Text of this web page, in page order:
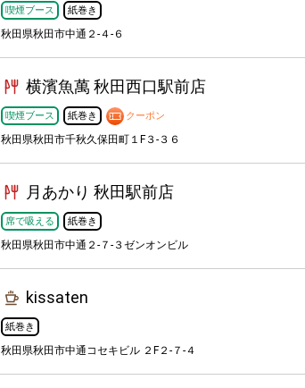
喫煙ブース 紙巻き
秋田県秋田市中通２-４-６
横濱魚萬 秋田西口駅前店
喫煙ブース 紙巻き クーポン
秋田県秋田市千秋久保田町１F３-３６
月あかり 秋田駅前店
席で吸える 紙巻き
秋田県秋田市中通２-７-３ゼンオンビル
kissaten
紙巻き
秋田県秋田市中通コセキビル ２F２-７-４